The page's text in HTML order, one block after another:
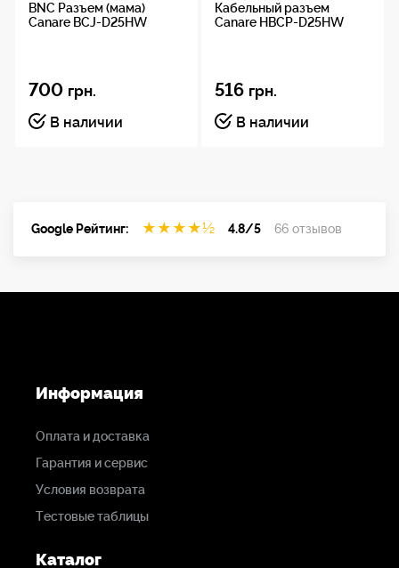
BNC Разъем (мама)
Canare BCJ-D25HW
700 грн.
В наличии
Кабельный разъем
Canare HBCP-D25HW
516 грн.
В наличии
Google Рейтинг: ★ ★ ★ ★½ 4.8/5 66 отзывов
Информация
Оплата и доставка
Гарантия и сервис
Условия возврата
Тестовые таблицы
Каталог